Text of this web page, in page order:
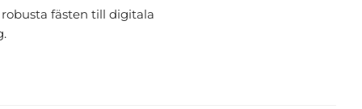
fästen till digitala